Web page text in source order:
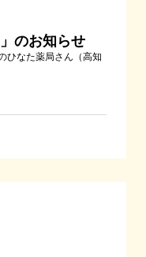
のお知らせ
ひなた薬局さん（高知